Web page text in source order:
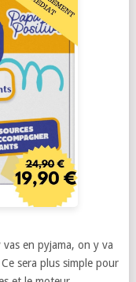
vas en pyjama, on y va
sera plus simple pour